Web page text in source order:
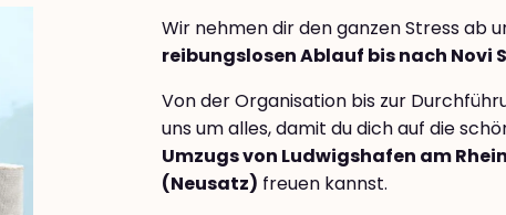
Wir nehmen dir den ganzen Stress ab
reibungslosen Ablauf bis nach Novi
Von der Organisation bis zur
uns um alles, damit du dich auf die
Umzugs von Ludwigshafen am
(Neusatz) freuen kannst.